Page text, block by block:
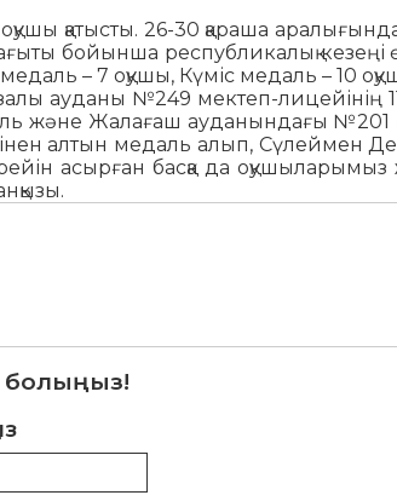
қатысты. 26-30 қараша
бойынша республикалық кезеңі
– 7 оқушы, Күміс медаль – 10
ауданы №249 мектеп-лицейінің
және Жалағаш ауданындағы №201
алтын медаль алып, Сүлеймен
асырған басқа да оқушыларымыз
болыңыз!